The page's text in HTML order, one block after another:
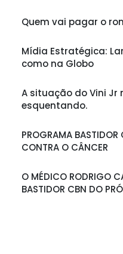
Quem vai pagar o
Mídia Estratégica:
como na Globo
A situação do Vini Jr
esquentando.
PROGRAMA BASTIDOR
CONTRA O CÂNCER
O MÉDICO RODRIGO
BASTIDOR CBN DO